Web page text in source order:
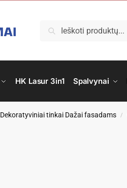
Ieškoti
HK Lasur 3in1 Spalvynai
Dekoratyviniai tinkai Dažai fasadams /